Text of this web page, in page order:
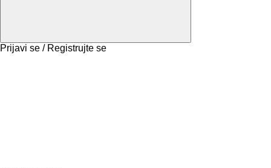
Prijavi se / Registrujte se